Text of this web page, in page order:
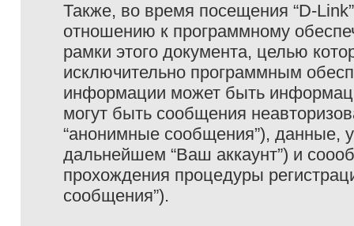
Также, во время посещения “D-
отношению к программному
рамки этого документа, целью
исключительно программным
информации может быть
могут быть сообщения
“анонимные сообщения”), данные,
дальнейшем “Ваш аккаунт”) и
прохождения процедуры
сообщения”).